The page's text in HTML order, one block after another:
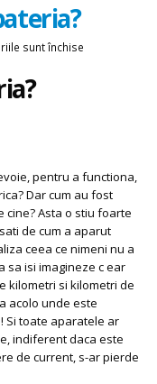
sunt închise
pentru a functiona,
Dar cum au fost
Asta o stiu foarte
de cum a aparut
ceea ce nimeni nu a
sa isi imagineze c ear
kilometri si kilometri de
acolo unde este
Si toate aparatele ar
indiferent daca este
de current, s-ar pierde